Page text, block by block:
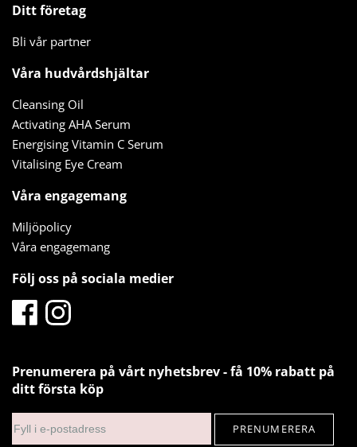
Ditt företag
Bli vår partner
Våra hudvårdshjältar
Cleansing Oil
Activating AHA Serum
Energising Vitamin C Serum
Vitalising Eye Cream
Våra engagemang
Miljöpolicy
Våra engagemang
Följ oss på sociala medier
Prenumerera på vårt nyhetsbrev - få 10% rabatt på
ditt första köp